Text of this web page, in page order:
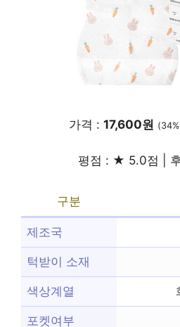
가격 : 17,600원
평점 : ★ 5.0점 |
구분
제조국
턱받이 소재
색상계열
포켓여부